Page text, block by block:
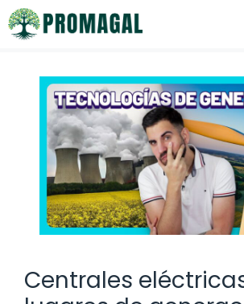
Saltar
al
Centrales